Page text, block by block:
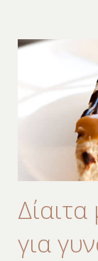
Δίαιτα
για